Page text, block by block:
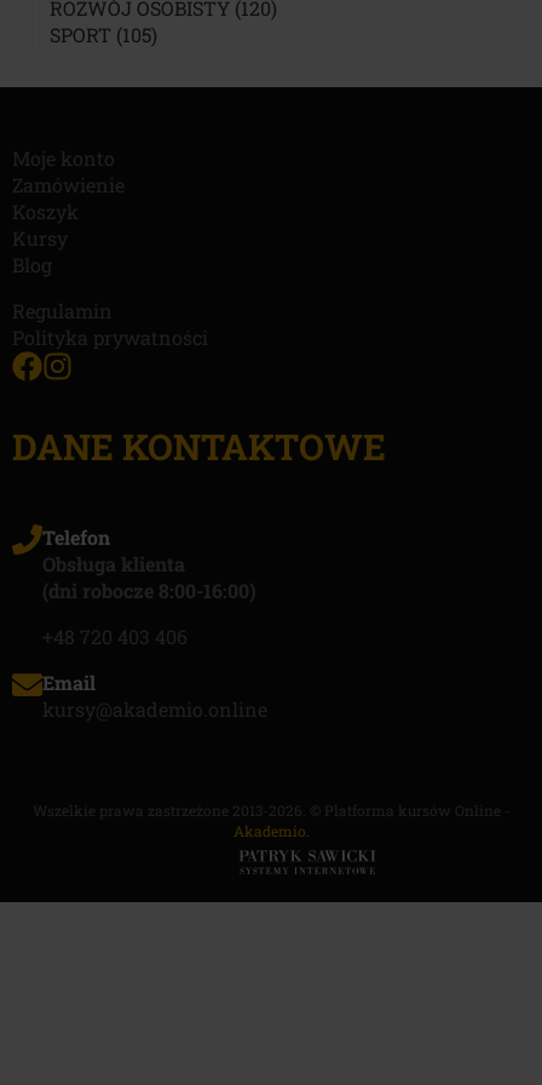
PRODUKTÓW
ROZWÓJ OSOBISTY 120120
SPORT 105105
Moje konto
Zamówienie
Koszyk
Kursy
Blog
Regulamin
Polityka prywatności
DANE KONTAKTOWE
Telefon
Obsługa klienta
(dni robocze 8:00-16:00)
+48 720 403 406
Email
kursy@akademio.online
Wszelkie prawa zastrzeżone 2013-2026. © Platforma kursów Online -
Akademio.